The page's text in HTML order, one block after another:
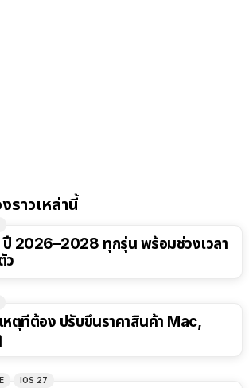
ราวเหล่านี้
2026–2028 ทุกรุ่น พร้อมช่วงเวลา
ว
หตุที่ต้อง ปรับขึ้นราคาสินค้า Mac,
IOS 27